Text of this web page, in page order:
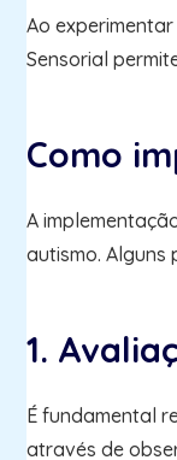
Ao
Sensorial
Como
A
autismo. Alguns
1.
É fundamental
através de